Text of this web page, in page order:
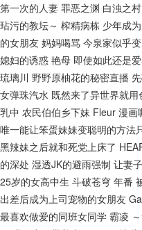
第一次的人妻 罪恶之渊 白浊之村
玷污的教坛～ 榨精病栋 少年成
的女朋友 妈妈喝骂 今泉家似乎
媳妇的诱惑 艳母 即使如此还是
琉璃川 野野原柚花的秘密直播
女弹珠汽水 既然来了异世界就
乳中 农民伯伯乡下妹 Fleur 漫画
唯一能让笨蛋妹妹变聪明的方法
黑辣妹之后就和死党上床了
的深处 湿透JK的避雨强制 让妻
25岁的女高中生 斗破苍穹 年番
出差后成为上司宠物的女朋友
最喜欢做爱的同班女同学 霸凌